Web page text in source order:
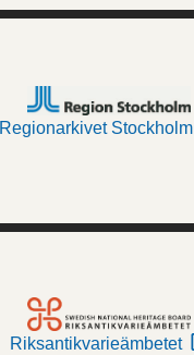
Regionarkivet Stockholm
Riksantikvarieämbetet